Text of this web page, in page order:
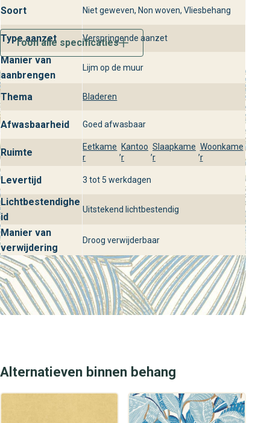
afwasbaar en lichtbestendig, waardoor de kleuren
langdurig fris blijven. Ideaal voor woonkamers,
slaapkamers en zelfs kantoren die vragen om een
stijlvolle wandbekleding.
Bezoek behangplaza voor
Pampelonne Mediterranee
Wil je Pampelonne uit de Mediterranee collectie zelf
laat je inspireren door de designmogelijkheden. Onze
experts helpen je graag bij het kiezen van het perfecte
behang voor jouw interieur.
Soort Niet geweven, Non woven, Vliesbehang
Type aanzet Verspringende aanzet
Manier van
aanbrengen
Lijm op de muur
Thema Bladeren
Afwasbaarheid Goed afwasbaar
Ruimte
Eetkame
r
,
Kantoo
r
,
Slaapkame
r
,
Woonkame
r
Levertijd 3 tot 5 werkdagen
Lichtbestendighe
id
Uitstekend lichtbestendig
Manier van
verwijdering
Droog verwijderbaar
Toon alle specificaties
Alternatieven binnen behang